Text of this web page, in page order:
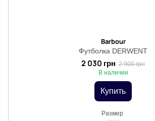
Barbour
Футболка DERWENT
2 030 грн 2 900 грн
В наличии
Купить
Размер